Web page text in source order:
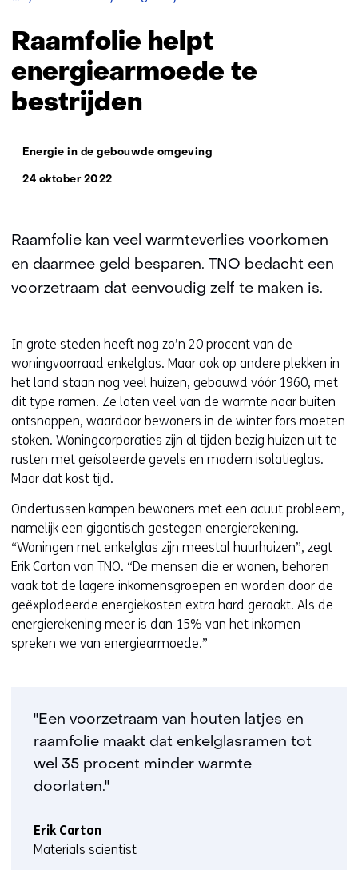
energiearmoede
bestrijden
Raamfolie helpt
energiearmoede te
bestrijden
Thema:
Energie in de gebouwde omgeving
24 oktober 2022
Raamfolie kan veel warmteverlies voorkomen
en daarmee geld besparen. TNO bedacht een
voorzetraam dat eenvoudig zelf te maken is.
In grote steden heeft nog zo’n 20 procent van de
woningvoorraad enkelglas. Maar ook op andere plekken in
het land staan nog veel huizen, gebouwd vóór 1960, met
dit type ramen. Ze laten veel van de warmte naar buiten
ontsnappen, waardoor bewoners in de winter fors moeten
stoken. Woningcorporaties zijn al tijden bezig huizen uit te
rusten met geïsoleerde gevels en modern isolatieglas.
Maar dat kost tijd.
Ondertussen kampen bewoners met een acuut probleem,
namelijk een gigantisch gestegen energierekening.
“Woningen met enkelglas zijn meestal huurhuizen”, zegt
Erik Carton van TNO. “De mensen die er wonen, behoren
vaak tot de lagere inkomensgroepen en worden door de
geëxplodeerde energiekosten extra hard geraakt. Als de
energierekening meer is dan 15% van het inkomen
spreken we van energiearmoede.”
"Een voorzetraam van houten latjes en
raamfolie maakt dat enkelglasramen tot
wel 35 procent minder warmte
doorlaten."
Erik Carton
Materials scientist